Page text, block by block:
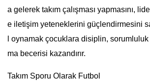
a gelerek takım çalışması yapmasını,
e iletişim yeteneklerini güçlendirmesini
l oynamak çocuklara disiplin,
ma becerisi kazandırır.
Takım Sporu Olarak Futbol